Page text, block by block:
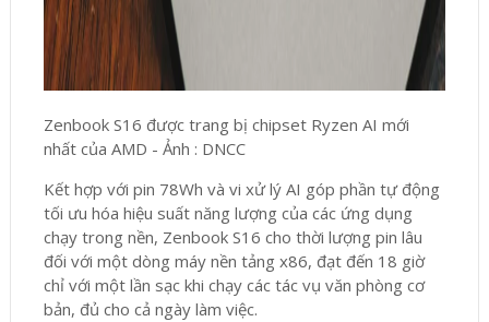
Zenbook S16 được trang bị chipset Ryzen AI mới
nhất của AMD - Ảnh : DNCC
Kết hợp với pin 78Wh và vi xử lý AI góp phần tự động
tối ưu hóa hiệu suất năng lượng của các ứng dụng
chạy trong nền, Zenbook S16 cho thời lượng pin lâu
đối với một dòng máy nền tảng x86, đạt đến 18 giờ
chỉ với một lần sạc khi chạy các tác vụ văn phòng cơ
bản, đủ cho cả ngày làm việc.